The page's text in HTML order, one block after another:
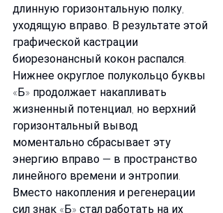
длинную горизонтальную полку,
уходящую вправо. В результате этой
графической кастрации
биорезонансный кокон распался.
Нижнее округлое полукольцо буквы
«Б» продолжает накапливать
жизненный потенциал, но верхний
горизонтальный вывод
моментально сбрасывает эту
энергию вправо — в пространство
линейного времени и энтропии.
Вместо накопления и регенерации
сил знак «Б» стал работать на их